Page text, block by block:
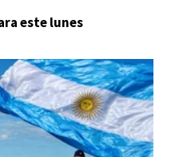
este lunes